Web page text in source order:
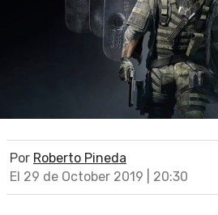
Por Roberto Pineda
El 29 de October 2019 | 20:30